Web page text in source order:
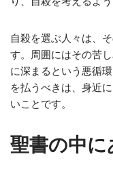
自殺を選ぶ人々は、
す。周囲にはその苦
に深まるという悪循
を払うべきは、身近
いことです。
聖書の中に